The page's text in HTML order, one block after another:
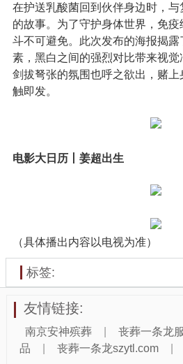
在护送乳酸菌回到伙伴身边时，
的故事。为了守护身体世界，免
斗不可避免。此次发布的海报揭露
素，黑白之间的强烈对比带来视
剑拔弩张的氛围也呼之欲出，赌
触即发。
电影大日历丨姜超出生
（具体播出内容以电视为准）
标签:
友情链接:
南京安神殡葬 丧葬一条龙
品
丧葬一条龙szytl.com